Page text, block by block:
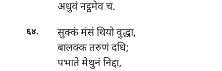
अधुवं नट्ठमेव च.
६४.
सुक्कं मंसं थियो वुद्धा,
बालक्क तरुणं दधि;
पभाते मेथुनं निद्दा,